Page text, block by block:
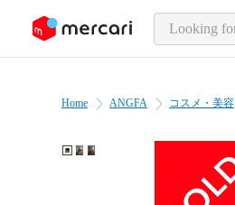
page content
Home ANGFA コスメ・美容